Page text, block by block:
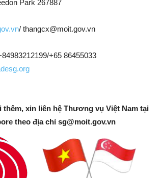
Park 267887
/ thangcx@moit.gov.vn
+65 86455033
thêm, xin liên hệ Thương vụ Việt Nam tại
theo địa chỉ sg@moit.gov.vn